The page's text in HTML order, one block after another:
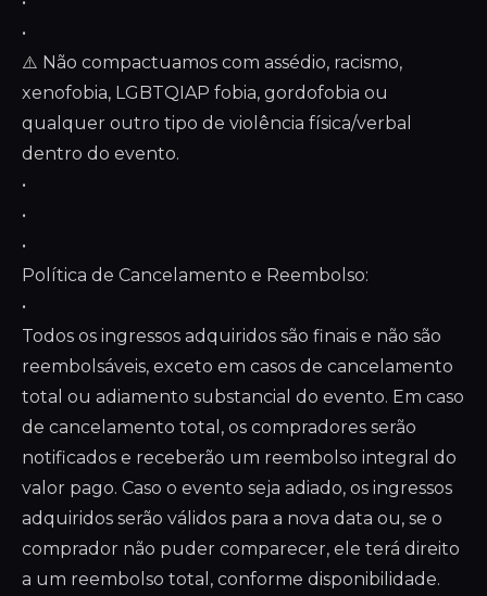
•
⚠️ Não compactuamos com assédio, racismo,
xenofobia, LGBTQIAP fobia, gordofobia ou
qualquer outro tipo de violência física/verbal
dentro do evento.
•
•
•
Política de Cancelamento e Reembolso:
•
Todos os ingressos adquiridos são finais e não são
reembolsáveis, exceto em casos de cancelamento
total ou adiamento substancial do evento. Em caso
de cancelamento total, os compradores serão
notificados e receberão um reembolso integral do
valor pago. Caso o evento seja adiado, os ingressos
adquiridos serão válidos para a nova data ou, se o
comprador não puder comparecer, ele terá direito
a um reembolso total, conforme disponibilidade.